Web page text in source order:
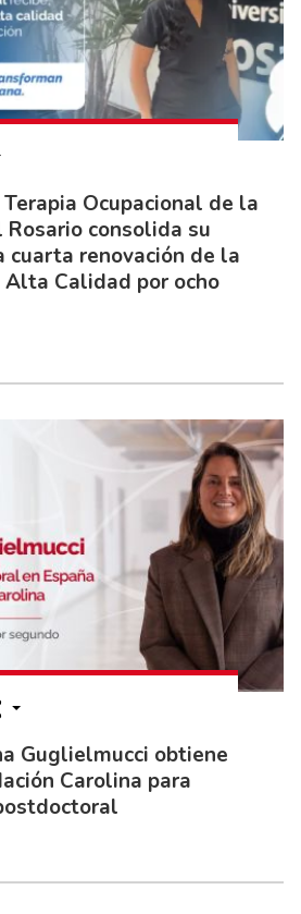
Ocupacional de la
consolida su
cuarta renovación de la
Calidad por ocho
Guglielmucci obtiene
Carolina para